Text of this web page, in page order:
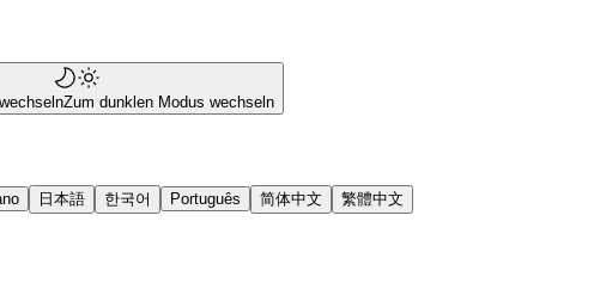
Zum dunklen Modus wechseln
日本語 한국어 Português 简体中文 繁體中文